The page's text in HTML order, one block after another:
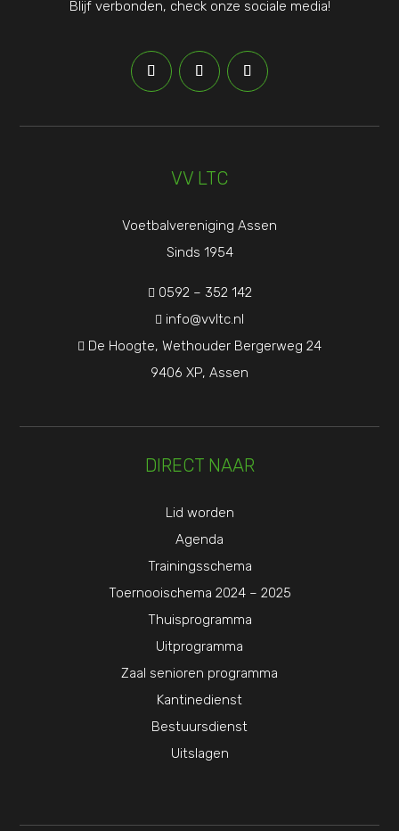
Blijf verbonden, check onze sociale media!
VV LTC
Voetbalvereniging Assen
Sinds 1954
 0592 – 352 142
 info@vvltc.nl
 De Hoogte, Wethouder Bergerweg 24
9406 XP, Assen
DIRECT NAAR
Lid worden
Agenda
Trainingsschema
Toernooischema 2024 – 2025
Thuisprogramma
Uitprogramma
Zaal senioren programma
Kantinedienst
Bestuursdienst
Uitslagen